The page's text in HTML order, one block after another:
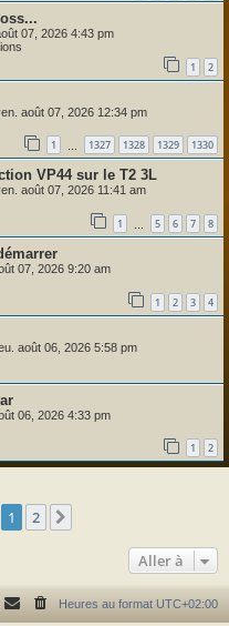
07, 2026 4:43 pm
1 2
août 07, 2026 12:34 pm
1 1327 1328 1329 1330
VP44 sur le T2 3L
août 07, 2026 11:41 am
1 5 6 7 8
07, 2026 9:20 am
1 2 3 4
août 06, 2026 5:58 pm
06, 2026 4:33 pm
1 2
1 2
Aller à
Heures au format UTC+02:00